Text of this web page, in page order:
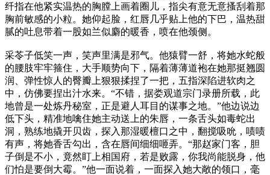
纤指在他紧实温热的胸膛上画着圈儿，指尖有意无意搔刮着那
胸前敏感的小粒。她仰起脸，红唇几乎贴上他的下巴，温热甜
腻的吐息带着一股如兰似麝的暖香，喷在他颈侧。
采苓子低笑一声，笑声里满是邪气。他猿臂一舒，将她水蛇般
的腰肢牢牢箍住，大手顺势向下，隔着薄薄道袍在她那挺翘圆
润、弹性惊人的臀瓣上狠狠揉捏了一把，五指深陷进软肉之
中，仿佛要捏出汁水来。“不错，据娄观道宗门录册所载，此
地曾是一处炼丹秘室，正是避人耳目的谋事之地。”他边说边
低下头，精准地噙住她主动送上的朱唇，一条舌头如毒蛇出
洞，熟练地撬开贝齿，探入那湿暖檀口之中，翻搅吸吮，啧啧
有声，将她香舌勾出，含在唇间细细咂弄。“那赵家门客，胆
子倒是不小，竟然盯上相国府，若是败露，你我尚能脱身，他
们怕是要倒大霉。”他一面说着，一面探入她大敞的领口，毫